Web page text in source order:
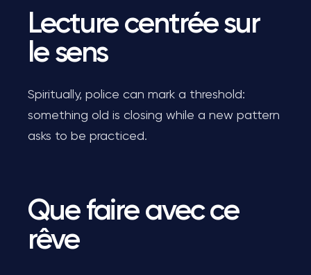
Lecture centrée sur
le sens
Spiritually, police can mark a threshold:
something old is closing while a new pattern
asks to be practiced.
Que faire avec ce
rêve